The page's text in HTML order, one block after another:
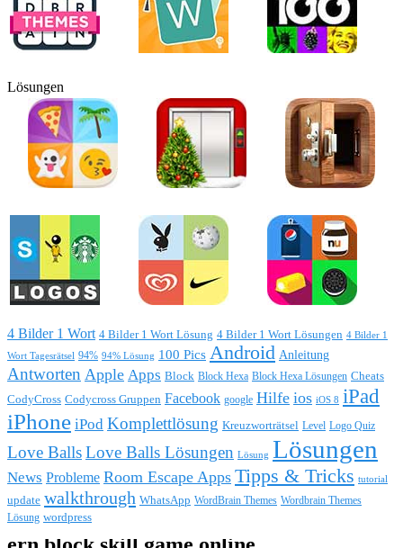
Lösungen
4 Bilder 1 Wort 4 Bilder 1 Wort Lösung 4 Bilder 1 Wort Lösungen 4 Bilder 1
Wort Tagesrätsel 94% 94% Lösung 100 Pics Android Anleitung
Antworten Apple Apps Block Block Hexa Block Hexa Lösungen Cheats
CodyCross Codycross Gruppen Facebook google Hilfe ios iOS 8 iPad
iPhone iPod Komplettlösung Kreuzworträtsel Level Logo Quiz
Love BallsLove Balls Lösungen Lösung Lösungen
News Probleme Room Escape Apps Tipps & Tricks tutorial
update walkthrough WhatsApp WordBrain Themes Wordbrain Themes
Lösung wordpress